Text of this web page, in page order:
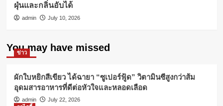
ฝุ่นและกลิ่นอับได้
admin July 10, 2026
You may have missed
ข่าว
ผักใบหยิกสีเขียว ได้ฉายา “ซูเปอร์ฟู้ด” วิตามินซีสูงกว่าส้ม
อุดมสารอาหารที่ดีต่อหัวใจและหลอดเลือด
admin
July 22, 2026